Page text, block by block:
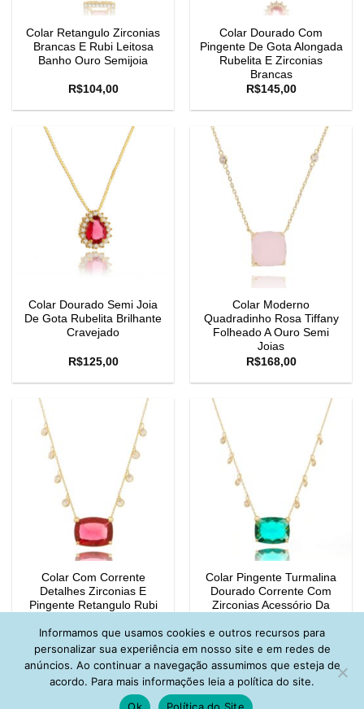
Colar Retangulo Zirconias
Brancas E Rubi Leitosa
Banho Ouro Semijoia
R$104,00
Colar Dourado Com
Pingente De Gota Alongada
Rubelita E Zirconias
Brancas
R$145,00
Colar Dourado Semi Joia
De Gota Rubelita Brilhante
Cravejado
R$125,00
Colar Moderno
Quadradinho Rosa Tiffany
Folheado A Ouro Semi
Joias
R$168,00
Colar Com Corrente
Detalhes Zirconias E
Pingente Retangulo Rubi
R$162,00
Colar Pingente Turmalina
Dourado Corrente Com
Zirconias Acessório Da
R$162,00
Informamos que usamos cookies e outros recursos para
personalizar sua experiência em nosso site e em redes de
anúncios. Ao continuar a navegação assumimos que esteja de
acordo. Para mais informações leia a política do site.